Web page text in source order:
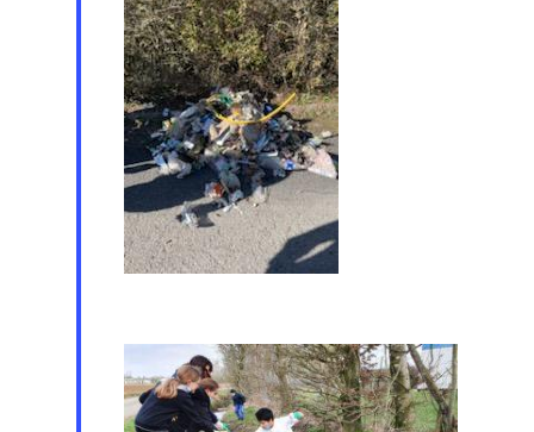
Le règlement de la
restauration